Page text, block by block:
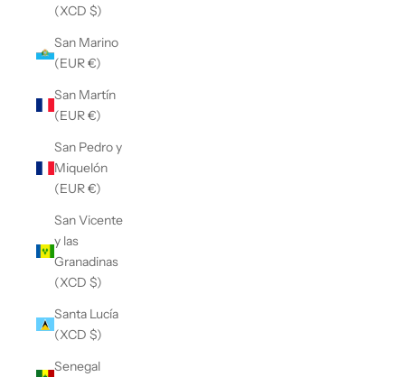
(XCD $)
San Marino
(EUR €)
San Martín
(EUR €)
San Pedro y
Miquelón
(EUR €)
San Vicente
y las
Granadinas
(XCD $)
Santa Lucía
(XCD $)
Senegal